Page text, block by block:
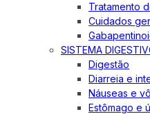
Tratamento
Cuidados
SISTEMA
Digestão
Diarreia e
Náuseas e
Estômago e